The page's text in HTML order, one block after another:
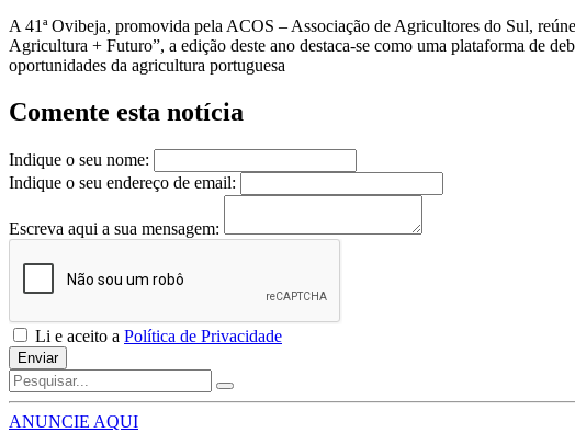
A 41ª Ovibeja, promovida pela ACOS – Associação de Agricultores do Sul,
Agricultura + Futuro”, a edição deste ano destaca-se como uma plataforma de
oportunidades da agricultura portuguesa
Comente esta notícia
Indique o seu nome:
Indique o seu endereço de email:
Escreva aqui a sua mensagem:
Li e aceito a Política de Privacidade
Enviar
ANUNCIE AQUI